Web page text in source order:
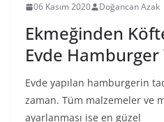
06 Kasım 2020 Doğancan Azak
Ekmeğinden
Evde Hamburger
Evde yapılan hamburgerin
zaman. Tüm malzemeler ve
ayarlanması ise en güzel